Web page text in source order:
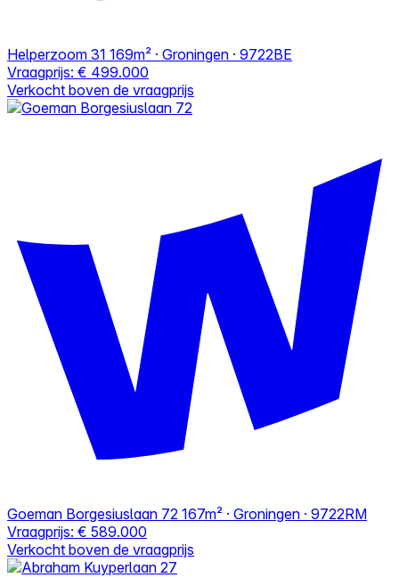
Helperzoom 31 169m² · Groningen · 9722BE
Vraagprijs: € 499.000
Verkocht boven de vraagprijs
Goeman Borgesiuslaan 72 167m² · Groningen · 9722RM
Vraagprijs: € 589.000
Verkocht boven de vraagprijs